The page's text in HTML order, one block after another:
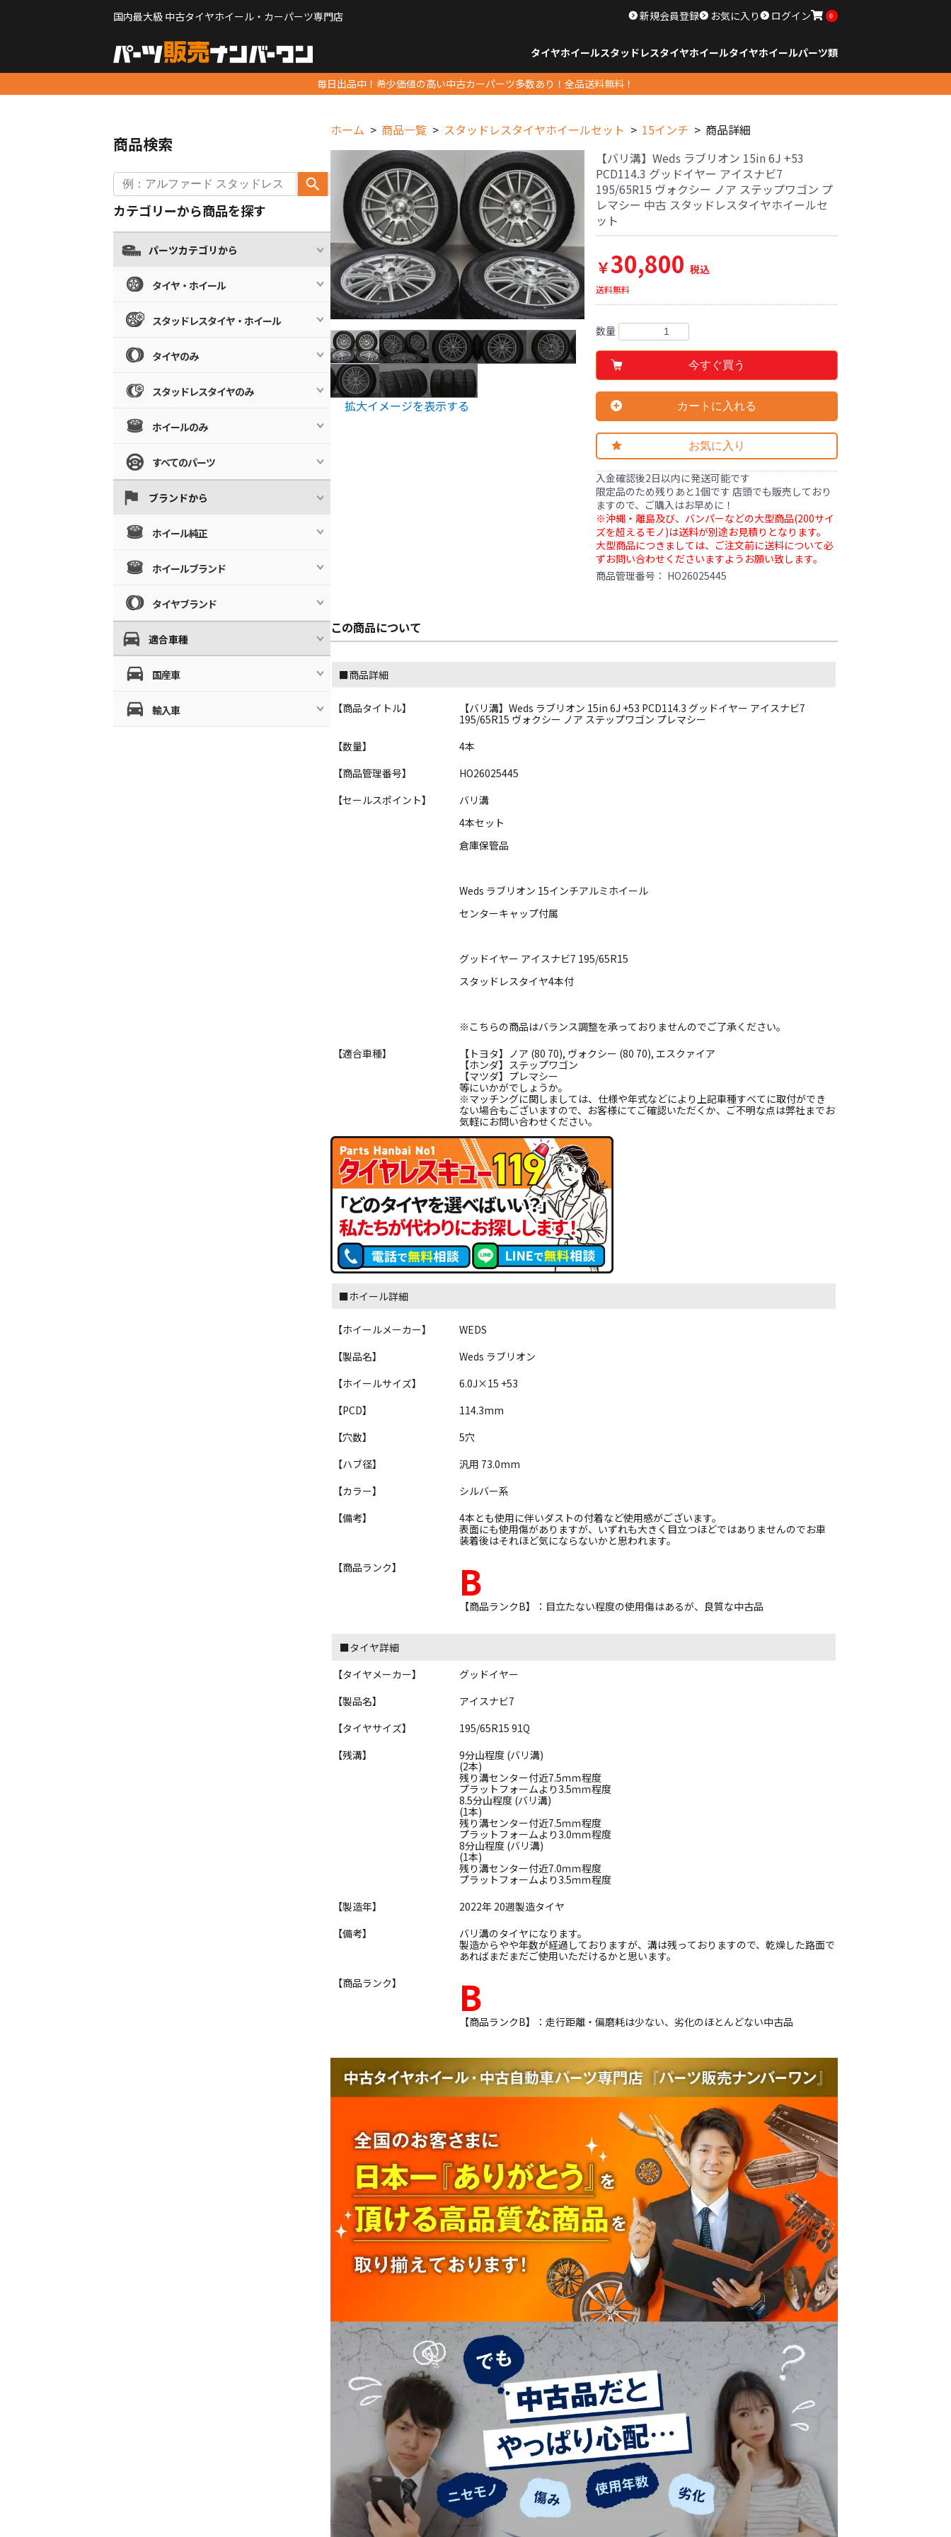
国内最大級 中古タイヤホイール・カーパーツ専門店 新規会員登録 お気に入り ログイン 0
タイヤホイールスタッドレスタイヤホイールタイヤホイールパーツ類
毎日出品中！希少価値の高い中古カーパーツ多数あり！全品送料無料！
ホーム 商品一覧 スタッドレスタイヤホイールセット 15インチ 商品詳細
拡大イメージを表示する
【バリ溝】Weds ラブリオン 15in 6J +53
PCD114.3 グッドイヤー アイスナビ7
195/65R15 ヴォクシー ノア ステップワゴン プ
レマシー 中古 スタッドレスタイヤホイールセ
ット
￥30,800 税込
送料無料
数量
今すぐ買う
カートに入れる
お気に入り
入金確認後2日以内に発送可能です
限定品のため残りあと1個です 店頭でも販売しており
ますので、ご購入はお早めに！
※沖縄・離島及び、バンパーなどの大型商品(200サイ
ズを超えるモノ)は送料が別途お見積りとなります。
大型商品につきましては、ご注文前に送料について必
ずお問い合わせくださいますようお願い致します。
商品管理番号： HO26025445
この商品について
■商品詳細
【商品タイトル】
【バリ溝】Weds ラブリオン 15in 6J +53 PCD114.3 グッドイヤー アイスナビ7
195/65R15 ヴォクシー ノア ステップワゴン プレマシー
【数量】
4本
【商品管理番号】
HO26025445
【セールスポイント】
バリ溝
4本セット
倉庫保管品
Weds ラブリオン 15インチアルミホイール
センターキャップ付属
グッドイヤー アイスナビ7 195/65R15
スタッドレスタイヤ4本付
※こちらの商品はバランス調整を承っておりませんのでご了承ください。
【適合車種】
【トヨタ】ノア (80 70), ヴォクシー (80 70), エスクァイア
【ホンダ】ステップワゴン
【マツダ】プレマシー
等にいかがでしょうか。
※マッチングに関しましては、仕様や年式などにより上記車種すべてに取付ができ
ない場合もございますので、お客様にてご確認いただくか、ご不明な点は弊社までお
気軽にお問い合わせください。
■ホイール詳細
【ホイールメーカー】
WEDS
【製品名】
Weds ラブリオン
【ホイールサイズ】
6.0J×15 +53
【PCD】
114.3mm
【穴数】
5穴
【ハブ径】
汎用 73.0mm
【カラー】
シルバー系
【備考】
4本とも使用に伴いダストの付着など使用感がございます。
表面にも使用傷がありますが、いずれも大きく目立つほどではありませんのでお車
装着後はそれほど気にならないかと思われます。
【商品ランク】
B
【商品ランクB】：目立たない程度の使用傷はあるが、良質な中古品
■タイヤ詳細
【タイヤメーカー】
グッドイヤー
【製品名】
アイスナビ7
【タイヤサイズ】
195/65R15 91Q
【残溝】
9分山程度 (バリ溝)
(2本)
残り溝センター付近7.5ｍｍ程度
プラットフォームより3.5ｍｍ程度
8.5分山程度 (バリ溝)
(1本)
残り溝センター付近7.5ｍｍ程度
プラットフォームより3.0ｍｍ程度
8分山程度 (バリ溝)
(1本)
残り溝センター付近7.0ｍｍ程度
プラットフォームより3.5ｍｍ程度
【製造年】
2022年 20週製造タイヤ
【備考】
バリ溝のタイヤになります。
製造からやや年数が経過しておりますが、溝は残っておりますので、乾燥した路面で
あればまだまだご使用いただけるかと思います。
【商品ランク】
B
【商品ランクB】：走行距離・偏磨耗は少ない、劣化のほとんどない中古品
商品検索
カテゴリーから商品を探す
パーツカテゴリから
タイヤ・ホイール
スタッドレスタイヤ・ホイール
タイヤのみ
スタッドレスタイヤのみ
ホイールのみ
すべてのパーツ
ブランドから
ホイール純正
ホイールブランド
タイヤブランド
適合車種
国産車
輸入車